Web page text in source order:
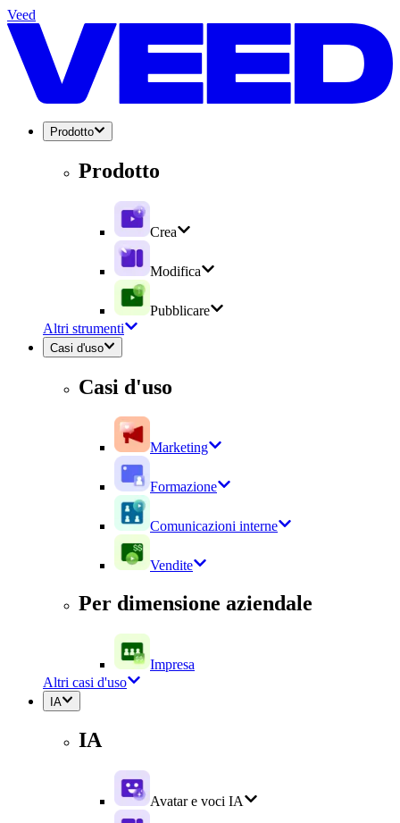
Veed
Prodotto
Prodotto
Crea
Modifica
Pubblicare
Altri strumenti
Casi d'uso
Casi d'uso
Marketing
Formazione
Comunicazioni interne
Vendite
Per dimensione aziendale
Impresa
Altri casi d'uso
IA
IA
Avatar e voci IA